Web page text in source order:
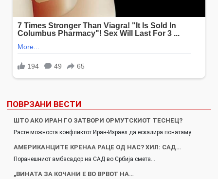
ПОВРЗАНИ ВЕСТИ
ШТО АКО ИРАН ГО ЗАТВОРИ ОРМУТСКИОТ ТЕСНЕЦ?
Расте можноста конфликтот Иран-Израел да ескалира понатаму…
AМЕРИКАНЦИТЕ КРЕНАА РАЦЕ ОД НАС? ХИЛ: САД…
Поранешниот амбасадор на САД во Србија смета…
„ВИНАТА ЗА КОЧАНИ Е ВО ВРВОТ НА…